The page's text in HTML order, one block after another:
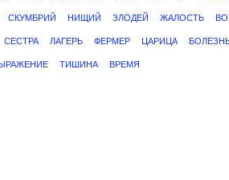
СКУМБРИЙ НИЩИЙ ЗЛОДЕЙ ЖАЛОСТЬ
СЕСТРА ЛАГЕРЬ ФЕРМЕР ЦАРИЦА
ТИШИНА ВРЕМЯ